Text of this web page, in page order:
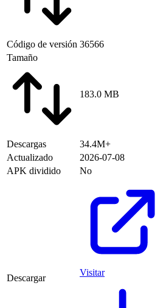
Código de versión 36566
Tamaño
183.0 MB
Descargas 34.4M+
Actualizado
2026-07-08
APK dividido
No
Descargar
Visitar